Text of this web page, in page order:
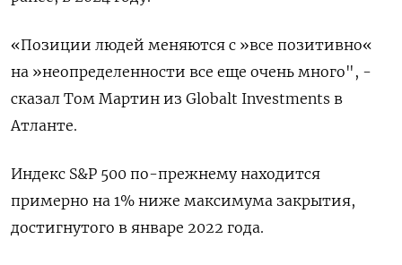
«Позиции людей меняются с »все позитивно«
на »неопределенности все еще очень много", -
сказал Том Мартин из Globalt Investments в
Атланте.
Индекс S&P 500 по-прежнему находится
примерно на 1% ниже максимума закрытия,
достигнутого в январе 2022 года.